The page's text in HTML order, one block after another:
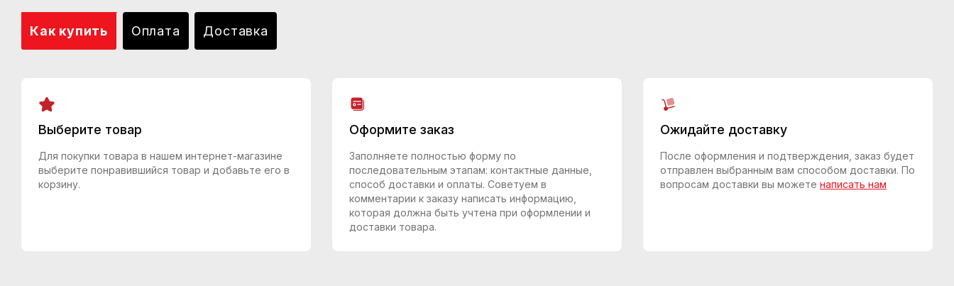
Как купить Оплата Доставка
Выберите товар
Для покупки товара в нашем интернет-магазине
выберите понравившийся товар и добавьте его в
корзину.
Оформите заказ
Заполняете полностью форму по
последовательным этапам: контактные данные,
способ доставки и оплаты. Советуем в
комментарии к заказу написать информацию,
которая должна быть учтена при оформлении и
доставки товара.
Ожидайте доставку
После оформления и подтверждения, заказ будет
отправлен выбранным вам способом доставки. По
вопросам доставки вы можете написать нам